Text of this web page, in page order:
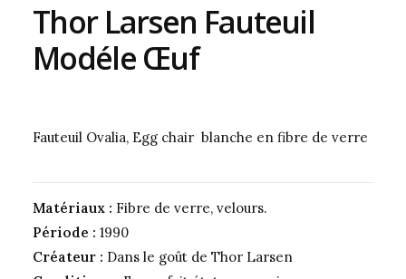
Thor Larsen Fauteuil
Modéle Œuf
Fauteuil Ovalia, Egg chair blanche en fibre de verre
Matériaux : Fibre de verre, velours.
Période : 1990
Créateur : Dans le goût de Thor Larsen